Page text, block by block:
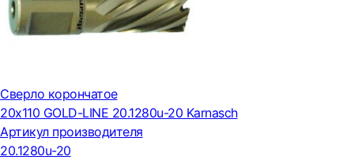
Сверло корончатое
20х110 GOLD-LINE 20.1280u-20 Karnasch
Артикул производителя
20.1280u-20